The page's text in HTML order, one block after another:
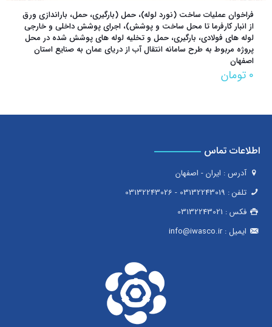
فراخوان عمليات ساخت (نورد لوله)، حمل (بارگیری، حمل، باراندازی ورق
از انبار کارفرما تا محل ساخت و پوشش)، اجرای پوشش داخلی و خارجی
لوله های فولادی، بارگیری، حمل و تخلیه لوله های پوشش شده در محل
پروژه مربوط به طرح سامانه انتقال آب از دریای عمان به صنایع استان
اصفهان
۰ تومان
اطلاعات تماس
آدرس : ایران - اصفهان
تلفن : 03132243019
-
03132243026
فکس : 03132243021
ایمیل :info@iwasco.ir